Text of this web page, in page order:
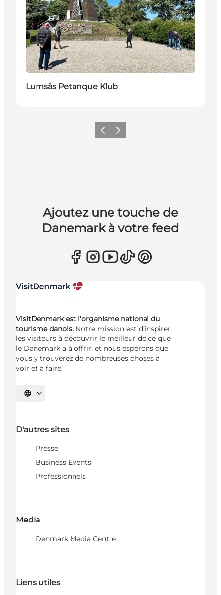
Lumsås Petanque Klub
PrécédentSuivant
Ajoutez une touche de
Danemark à votre feed
VisitDenmark est l’organisme national du
tourisme danois. Notre mission est d’inspirer
les visiteurs à découvrir le meilleur de ce que
le Danemark a à offrir, et nous espérons que
vous y trouverez de nombreuses choses à
voir et à faire.
Choisissez la langue
D'autres sites
Presse
Business Events
Professionnels
Media
Denmark Media Centre
Liens utiles